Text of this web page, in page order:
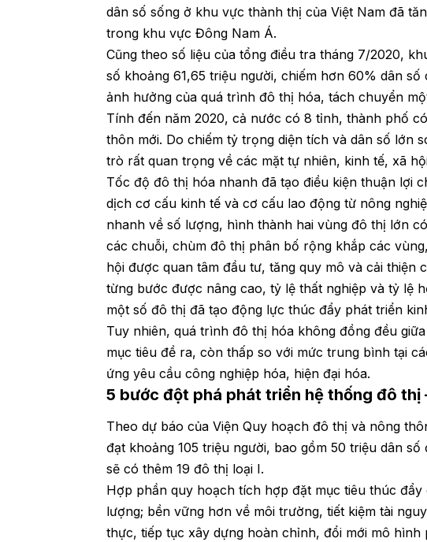
dân số sống ở khu vực thành thị của Việt Nam đã
trong khu vực Đông Nam Á.
Cũng theo số liệu của tổng điều tra tháng 7/2020,
số khoảng 61,65 triệu người, chiếm hơn 60% dân
ảnh hưởng của quá trình đô thị hóa, tách chuyển
Tính đến năm 2020, cả nước có 8 tỉnh, thành phố
thôn mới. Do chiếm tỷ trọng diện tích và dân số lớn
trò rất quan trọng về các mặt tự nhiên, kinh tế, xã
Tốc độ đô thị hóa nhanh đã tạo điều kiện thuận lợi
dịch cơ cấu kinh tế và cơ cấu lao động từ nông
nhanh về số lượng, hình thành hai vùng đô thị lớn
các chuỗi, chùm đô thị phân bố rộng khắp các
hội được quan tâm đầu tư, tăng quy mô và cải thiện
từng bước được nâng cao, tỷ lệ thất nghiệp và tỷ lệ
một số đô thị đã tạo động lực thúc đẩy phát triển
Tuy nhiên, quá trình đô thị hóa không đồng đều
mục tiêu đề ra, còn thấp so với mức trung bình tại
ứng yêu cầu công nghiệp hóa, hiện đại hóa.
5 bước đột phá phát triển hệ thống đô thị
Theo dự báo của Viện Quy hoạch đô thị và nông
đạt khoảng 105 triệu người, bao gồm 50 triệu dân
sẽ có thêm 19 đô thị loại I.
Hợp phần quy hoạch tích hợp đặt mục tiêu thúc
lượng; bền vững hơn về môi trường, tiết kiệm tài
thực, tiếp tục xây dựng hoàn chỉnh, đổi mới mô